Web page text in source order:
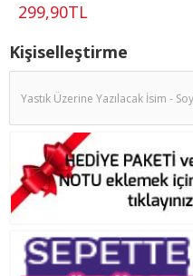
299,90TL
Kişiselleştirme